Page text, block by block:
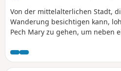
Von der mittelalterlichen Stadt,
Wanderung besichtigen kann,
Pech Mary zu gehen, um neben
insbesondere auf die Porte